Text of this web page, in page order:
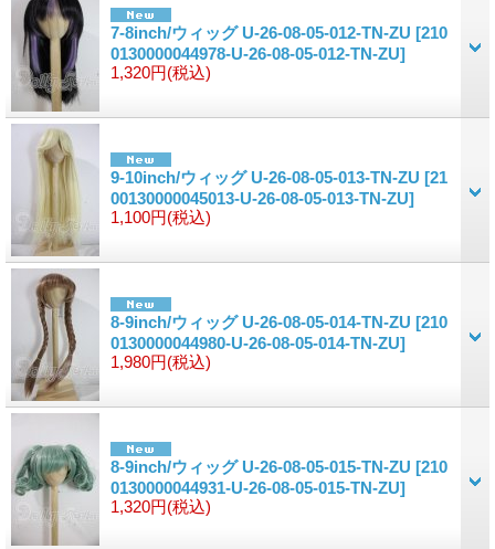
7-8inch/ウィッグ U-26-08-05-012-TN-ZU [210
0130000044978-U-26-08-05-012-TN-ZU]
1,320円(税込)
9-10inch/ウィッグ U-26-08-05-013-TN-ZU [21
00130000045013-U-26-08-05-013-TN-ZU]
1,100円(税込)
8-9inch/ウィッグ U-26-08-05-014-TN-ZU [210
0130000044980-U-26-08-05-014-TN-ZU]
1,980円(税込)
8-9inch/ウィッグ U-26-08-05-015-TN-ZU [210
0130000044931-U-26-08-05-015-TN-ZU]
1,320円(税込)